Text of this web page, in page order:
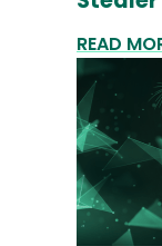
READ